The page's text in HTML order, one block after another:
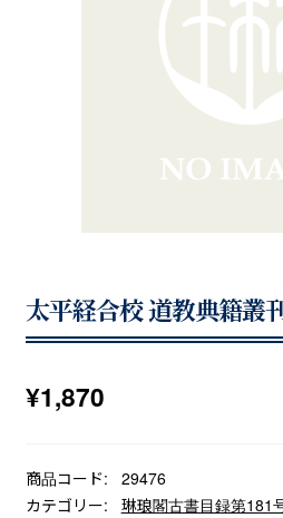
太平経合校 道教典籍叢
¥1,870
商品コード:
29476
カテゴリー:
琳琅閣古書目録第181